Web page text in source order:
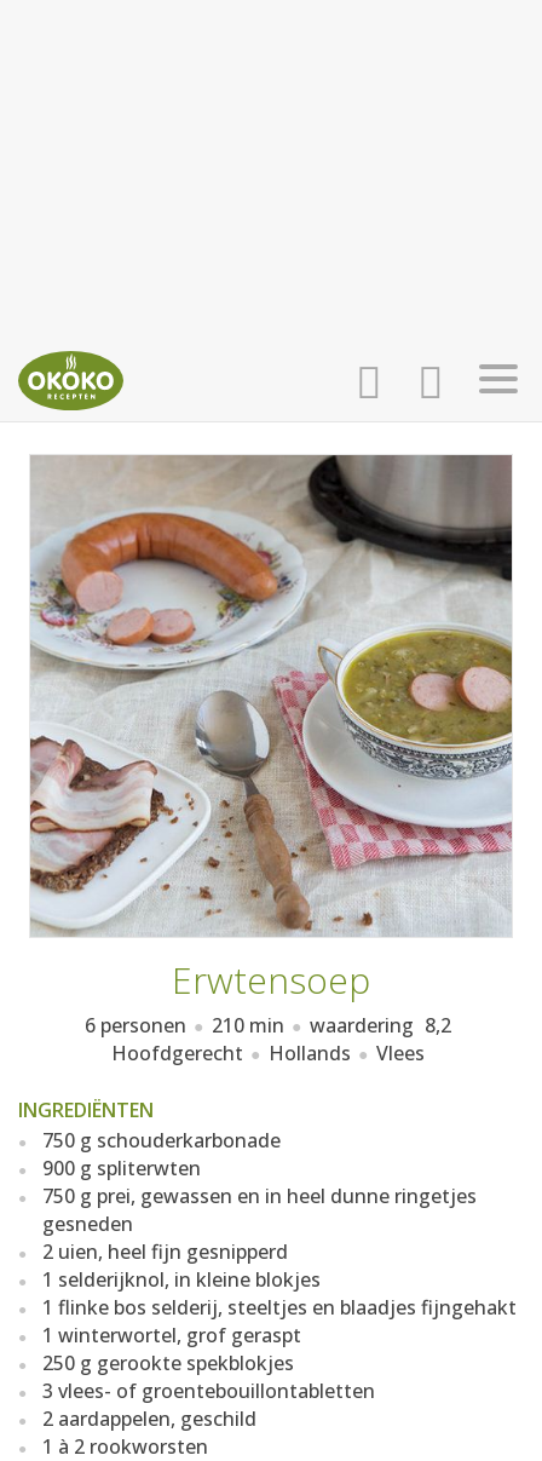
INLOGGEN
AANMELDEN
HOME
RECEPTEN
WEEKMENU'S
KOOKBOEKEN
Erwtensoep
6 personen 210 min waardering 8,2
Hoofdgerecht
Hollands Vlees
INGREDIËNTEN
750 g schouderkarbonade
900 g spliterwten
750 g prei, gewassen en in heel dunne ringetjes
gesneden
2 uien, heel fijn gesnipperd
1 selderijknol, in kleine blokjes
1 flinke bos selderij, steeltjes en blaadjes fijngehakt
1 winterwortel, grof geraspt
250 g gerookte spekblokjes
3 vlees- of groentebouillontabletten
2 aardappelen, geschild
1 à 2 rookworsten